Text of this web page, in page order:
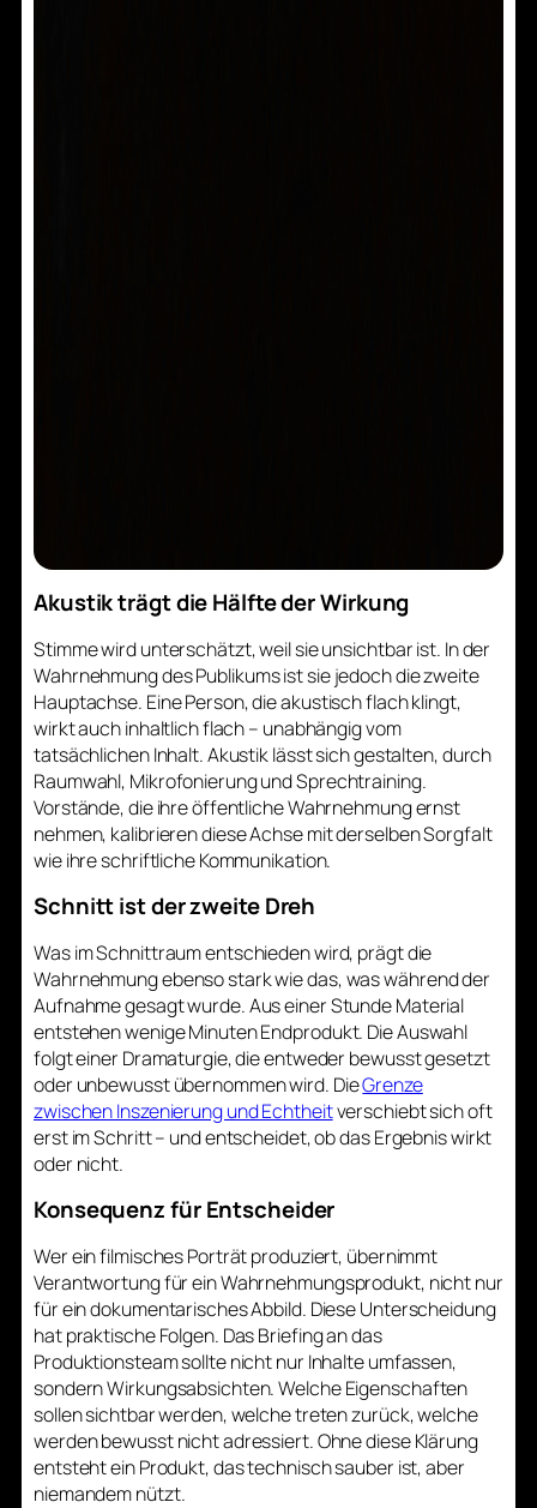
Akustik trägt die Hälfte der Wirkung
Stimme wird unterschätzt, weil sie unsichtbar ist. In der
Wahrnehmung des Publikums ist sie jedoch die zweite
Hauptachse. Eine Person, die akustisch flach klingt,
wirkt auch inhaltlich flach – unabhängig vom
tatsächlichen Inhalt. Akustik lässt sich gestalten, durch
Raumwahl, Mikrofonierung und Sprechtraining.
Vorstände, die ihre öffentliche Wahrnehmung ernst
nehmen, kalibrieren diese Achse mit derselben Sorgfalt
wie ihre schriftliche Kommunikation.
Schnitt ist der zweite Dreh
Was im Schnittraum entschieden wird, prägt die
Wahrnehmung ebenso stark wie das, was während der
Aufnahme gesagt wurde. Aus einer Stunde Material
entstehen wenige Minuten Endprodukt. Die Auswahl
folgt einer Dramaturgie, die entweder bewusst gesetzt
oder unbewusst übernommen wird. DieGrenze
zwischen Inszenierung und Echtheitverschiebt sich oft
erst im Schritt – und entscheidet, ob das Ergebnis wirkt
oder nicht.
Konsequenz für Entscheider
Wer ein filmisches Porträt produziert, übernimmt
Verantwortung für ein Wahrnehmungsprodukt, nicht nur
für ein dokumentarisches Abbild. Diese Unterscheidung
hat praktische Folgen. Das Briefing an das
Produktionsteam sollte nicht nur Inhalte umfassen,
sondern Wirkungsabsichten. Welche Eigenschaften
sollen sichtbar werden, welche treten zurück, welche
werden bewusst nicht adressiert. Ohne diese Klärung
entsteht ein Produkt, das technisch sauber ist, aber
niemandem nützt.